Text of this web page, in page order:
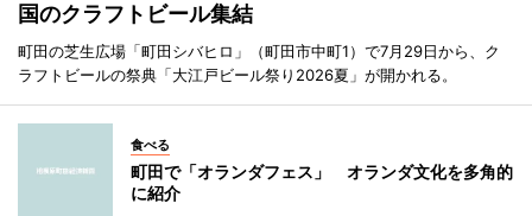
国のクラフトビール集結
町田の芝生広場「町田シバヒロ」（町田市中町1）で7月29日から、ク
ラフトビールの祭典「大江戸ビール祭り2026夏」が開かれる。
食べる
町田で「オランダフェス」 オランダ文化を多角的
に紹介